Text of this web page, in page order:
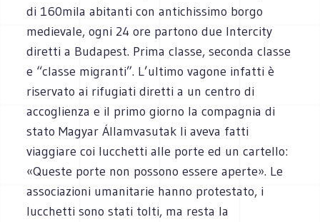
di 160mila abitanti con antichissimo borgo
medievale, ogni 24 ore partono due Intercity
diretti a Budapest. Prima classe, seconda classe
e “classe migranti”. L’ultimo vagone infatti è
riservato ai rifugiati diretti a un centro di
accoglienza e il primo giorno la compagnia di
stato Magyar Államvasutak li aveva fatti
viaggiare coi lucchetti alle porte ed un cartello:
«Queste porte non possono essere aperte». Le
associazioni umanitarie hanno protestato, i
lucchetti sono stati tolti, ma resta la